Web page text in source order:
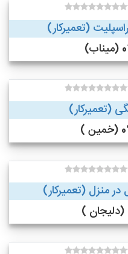
(تعمیرکار)
(تعمیرکار)
منزل (تعمیرکار)